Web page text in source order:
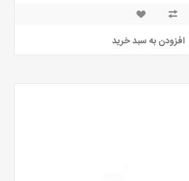
افزودن به سبد خرید